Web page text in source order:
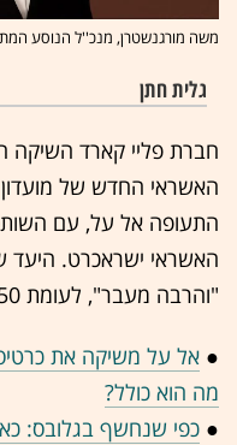
משה מורגנשטרן, מנכ''ל הנוסע
גלית חתן
חברת פליי קארד השיקה
האשראי החדש של
התעופה אל על, עם
האשראי ישראכרט. היעד
"והרבה מעבר", לעומת 550 אלף כרטיסים כיום.
● אל על משיקה את
מה הוא כולל?
●